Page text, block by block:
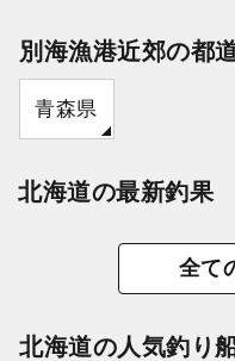
別海漁港近郊の都
青森県
北海道の最新釣果
全て
北海道の人気釣り